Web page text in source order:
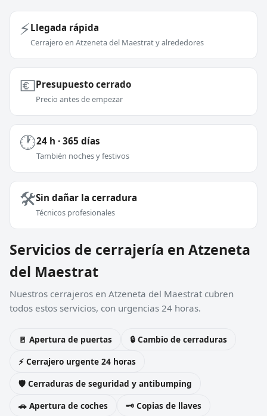
⚡Llegada rápida
Cerrajero en Atzeneta del Maestrat y alrededores
💶Presupuesto cerrado
Precio antes de empezar
🕐24 h · 365 días
También noches y festivos
🛠️Sin dañar la cerradura
Técnicos profesionales
Servicios de cerrajería en Atzeneta
del Maestrat
Nuestros cerrajeros en Atzeneta del Maestrat cubren
todos estos servicios, con urgencias 24 horas.
🚪 Apertura de puertas
🔒 Cambio de cerraduras
⚡ Cerrajero urgente 24 horas
🛡️ Cerraduras de seguridad y antibumping
🚗 Apertura de coches
🗝️ Copias de llaves